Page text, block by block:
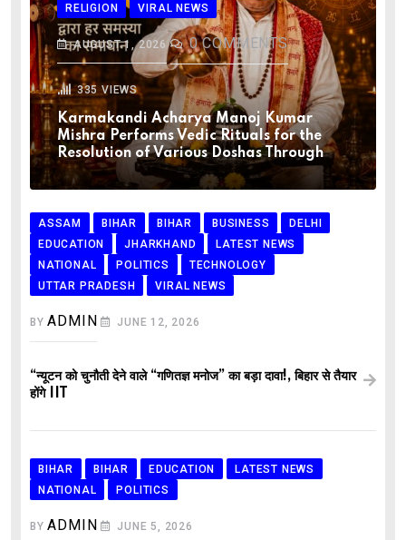
RELIGION
VIRAL NEWS
AUGUST 1, 2026 0COMMENTS
335 VIEWS
Karmakandi Acharya Manoj Kumar
Mishra Performs Vedic Rituals for the
Resolution of Various Doshas Through
ASSAM BIHAR BIHAR BUSINESS
DELHI
EDUCATION
JHARKHAND
LATEST NEWS
NATIONAL
POLITICS
TECHNOLOGY
UTTAR PRADESH
VIRAL NEWS
BYADMIN JUNE 12, 2026
“न्यूटन को चुनौती देने वाले “गणितज्ञ मनोज” का बड़ा दावा!, बिहार से तैयार
होंगे IIT
BIHAR BIHAR EDUCATION
LATEST NEWS
NATIONAL
POLITICS
BYADMIN JUNE 5, 2026